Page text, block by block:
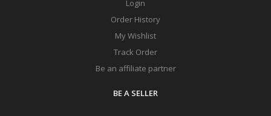
Login
Order History
My Wishlist
Track Order
Be an affiliate partner
BE A SELLER